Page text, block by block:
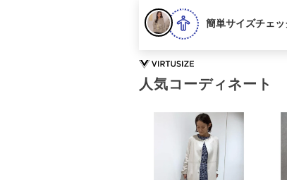
簡単サイズチェッ
人気コーディネート